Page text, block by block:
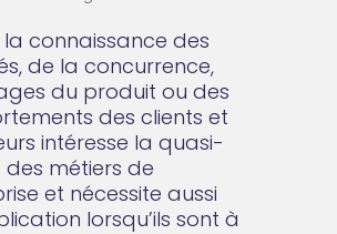
la connaissance des
de la concurrence,
du produit ou des
des clients et
intéresse la quasi-
métiers de
et nécessite aussi
lorsqu’ils sont à